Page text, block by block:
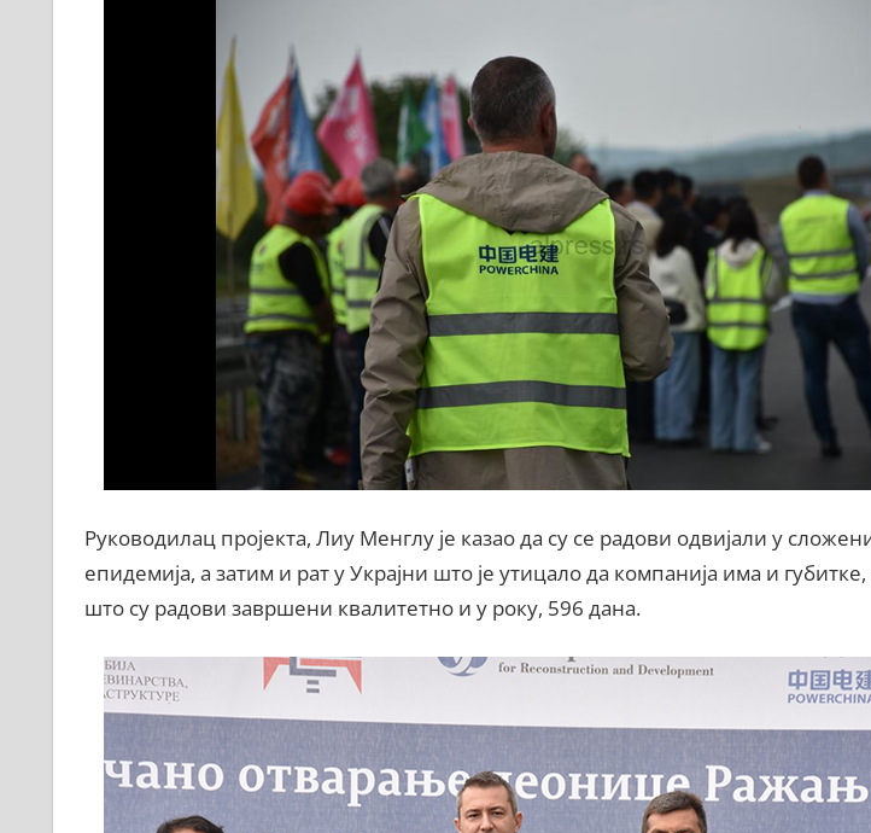
Руководилац пројекта, Лиу Менглу је казао да су се радови одвијали у
епидемија, а затим и рат у Украјни што је утицало да компанија има и
што су радови завршени квалитетно и у року, 596 дана.